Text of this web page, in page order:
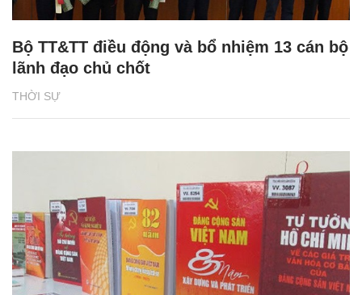
THỜI SỰ
Bộ TT&TT điều động và bổ nhiệm 13 cán bộ
lãnh đạo chủ chốt